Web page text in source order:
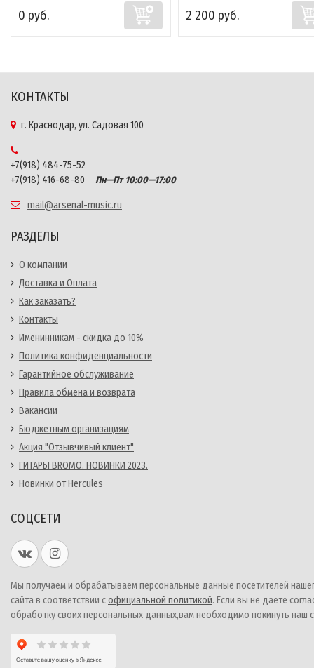
0 руб. 2 200 руб.
КОНТАКТЫ
г. Краснодар, ул. Садовая 100
+7(918) 484-75-52
+7(918) 416-68-80
Пн—Пт 10:00—17:00
mail@arsenal-music.ru
РАЗДЕЛЫ
О компании
Доставка и Оплата
Как заказать?
Контакты
Именинникам - скидка до 10%
Политика конфиденциальности
Гарантийное обслуживание
Правила обмена и возврата
Вакансии
Бюджетным организациям
Акция "Отзывчивый клиент"
ГИТАРЫ BROMO. НОВИНКИ 2023.
Новинки от Hercules
СОЦСЕТИ
Мы получаем и обрабатываем персональные данные посетителей
сайта в соответствии софициальной политикой. Если вы не даете
обработку своих персональных данных,вам необходимо покинуть наш